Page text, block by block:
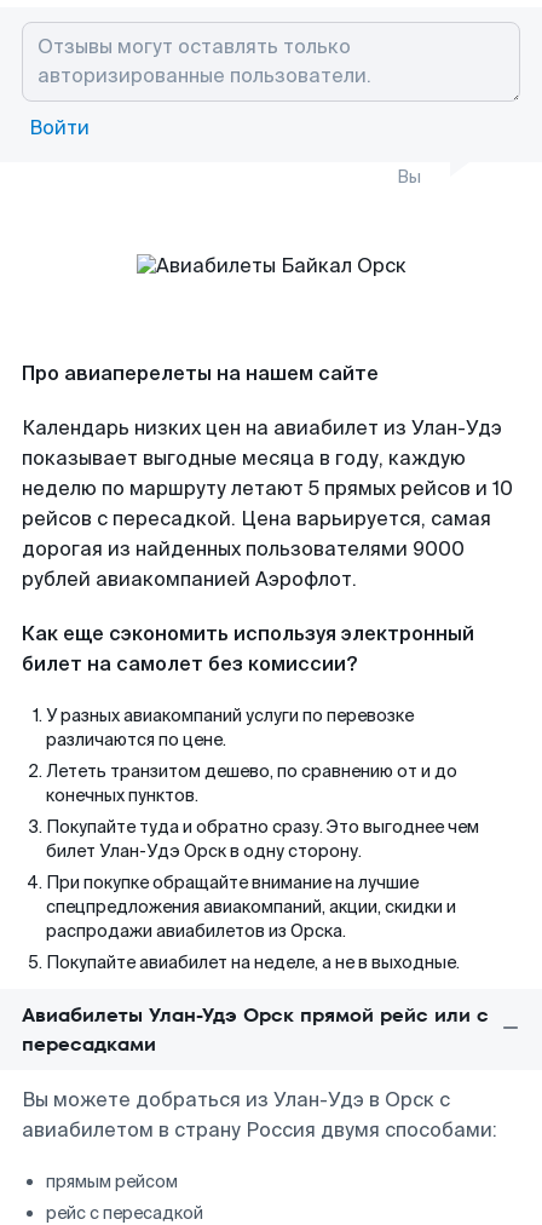
Войти
Вы
Про авиаперелеты на нашем сайте
Календарь низких цен на авиабилет из Улан-Удэ
показывает выгодные месяца в году, каждую
неделю по маршруту летают 5 прямых рейсов и 10
рейсов с пересадкой. Цена варьируется, самая
дорогая из найденных пользователями 9000
рублей авиакомпанией Аэрофлот.
Как еще сэкономить используя электронный
билет на самолет без комиссии?
У разных авиакомпаний услуги по перевозке
различаются по цене.
Лететь транзитом дешево, по сравнению от и до
конечных пунктов.
Покупайте туда и обратно сразу. Это выгоднее чем
билет Улан-Удэ Орск в одну сторону.
При покупке обращайте внимание на лучшие
спецпредложения авиакомпаний, акции, скидки и
распродажи авиабилетов из Орска.
Покупайте авиабилет на неделе, а не в выходные.
Авиабилеты Улан-Удэ Орск прямой рейс или с
пересадками
Вы можете добраться из Улан-Удэ в Орск с
авиабилетом в страну Россия двумя способами:
прямым рейсом
рейс с пересадкой